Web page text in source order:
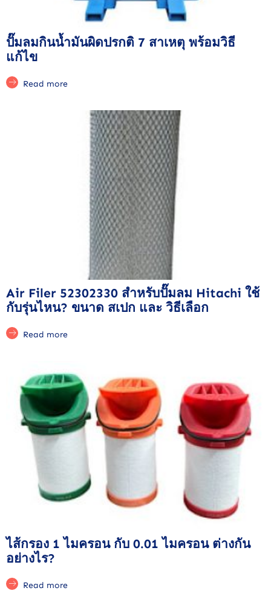
ปั๊มลมกินน้ำมันผิดปรกติ 7 สาเหตุ พร้อมวิธี
แก้ไข
Read more
Air Filer 52302330 สำหรับปั๊มลม Hitachi ใช้
กับรุ่นไหน? ขนาด สเปก และ วิธีเลือก
Read more
ไส้กรอง 1 ไมครอน กับ 0.01 ไมครอน ต่างกัน
อย่างไร?
Read more